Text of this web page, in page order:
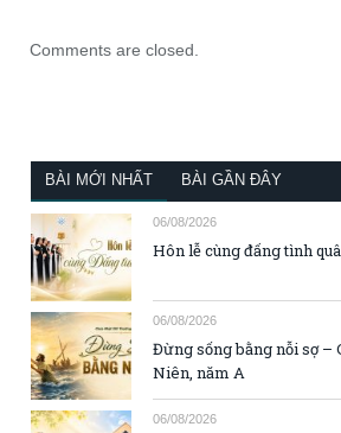
Comments are closed.
BÀI MỚI NHẤT BÀI GẦN ĐÂY
06/08/2026
Hôn lễ cùng đấng tình
06/08/2026
Đừng sống bằng nỗi sợ –
Niên, năm A
06/08/2026